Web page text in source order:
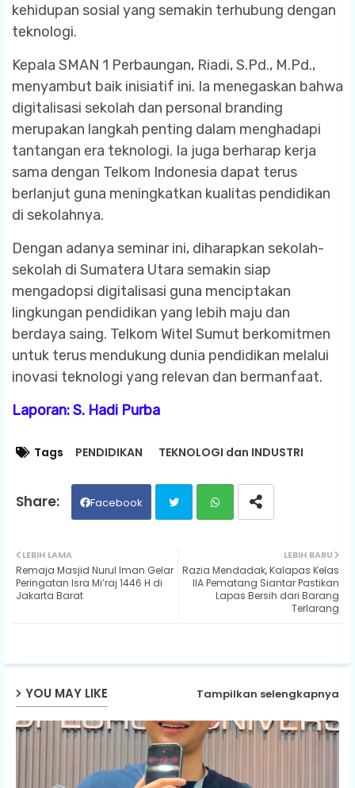
kehidupan sosial yang semakin terhubung dengan
teknologi.
Kepala SMAN 1 Perbaungan, Riadi, S.Pd., M.Pd.,
menyambut baik inisiatif ini. Ia menegaskan bahwa
digitalisasi sekolah dan personal branding
merupakan langkah penting dalam menghadapi
tantangan era teknologi. Ia juga berharap kerja
sama dengan Telkom Indonesia dapat terus
berlanjut guna meningkatkan kualitas pendidikan
di sekolahnya.
Dengan adanya seminar ini, diharapkan sekolah-
sekolah di Sumatera Utara semakin siap
mengadopsi digitalisasi guna menciptakan
lingkungan pendidikan yang lebih maju dan
berdaya saing. Telkom Witel Sumut berkomitmen
untuk terus mendukung dunia pendidikan melalui
inovasi teknologi yang relevan dan bermanfaat.
Laporan: S. Hadi Purba
Tags PENDIDIKAN TEKNOLOGI dan INDUSTRI
Facebook
ter ats
LEBIH BARU
Razia Mendadak, Kalapas Kelas
IIA Pematang Siantar Pastikan
Lapas Bersih dari Barang
Terlarang
LEBIH LAMA
Remaja Masjid Nurul Iman Gelar
Peringatan Isra Mi’raj 1446 H di
Jakarta Barat
YOU MAY LIKE Tampilkan selengkapnya